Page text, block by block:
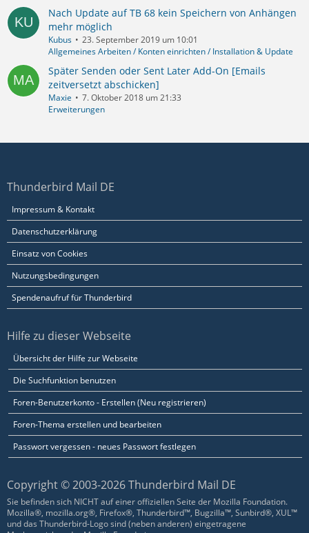
Nach Update auf TB 68 kein Speichern von Anhängen
mehr möglich
Kubus
23. September 2019 um 10:01
Allgemeines Arbeiten / Konten einrichten / Installation & Update
Später Senden oder Sent Later Add-On [Emails
zeitversetzt abschicken]
Maxie
7. Oktober 2018 um 21:33
Erweiterungen
Thunderbird Mail DE
Impressum & Kontakt
Datenschutzerklärung
Einsatz von Cookies
Nutzungsbedingungen
Spendenaufruf für Thunderbird
Hilfe zu dieser Webseite
Übersicht der Hilfe zur Webseite
Die Suchfunktion benutzen
Foren-Benutzerkonto - Erstellen (Neu registrieren)
Foren-Thema erstellen und bearbeiten
Passwort vergessen - neues Passwort festlegen
Copyright © 2003-2026 Thunderbird Mail DE
Sie befinden sich NICHT auf einer offiziellen Seite der Mozilla Foundation.
Mozilla®, mozilla.org®, Firefox®, Thunderbird™, Bugzilla™, Sunbird®, XUL™
und das Thunderbird-Logo sind (neben anderen) eingetragene